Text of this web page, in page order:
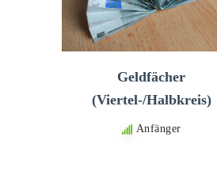
Geldfächer
(Viertel-/Halbkreis)
Anfänger